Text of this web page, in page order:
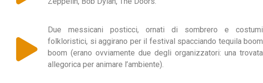
Due messicani posticci, ornati di sombrero e costumi
folkloristici, si aggirano per il festival spacciando tequila boom
boom (erano ovviamente due degli organizzatori: una trovata
allegorica per animare l’ambiente).